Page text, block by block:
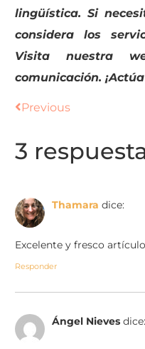
lingüística. Si
considera los
Visita nuestra
comunicación.
Previous
3
Thamara dice:
Excelente y fresco
Responder
Ángel Nieves dice: